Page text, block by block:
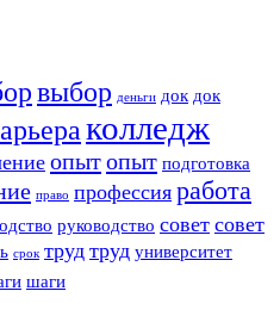
выбор деньги док док
колледж
опытопыт подготовка
право профессия работа
руководство совет совет
срок труд труд университет
шаги